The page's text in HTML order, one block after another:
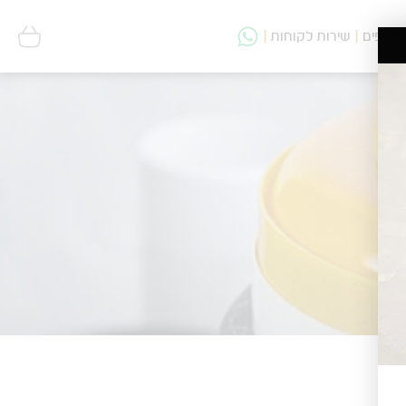
סניפים שירות לקוחות